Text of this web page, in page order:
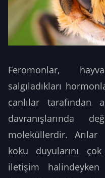
Feromonlar,
salgıladıkları
canlılar tarafından
davranışlarında
moleküllerdir. Arılar
koku duyularını
iletişim